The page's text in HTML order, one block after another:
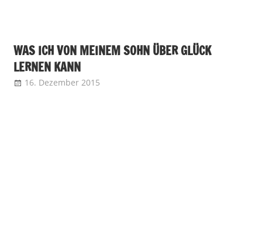
WAS ICH VON MEINEM SOHN ÜBER GLÜCK
LERNEN KANN
16. Dezember 2015